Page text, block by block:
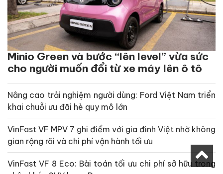
Minio Green và bước “lên level” vừa sức
cho người muốn đổi từ xe máy lên ô tô
Nâng cao trải nghiệm người dùng: Ford Việt Nam triển
khai chuỗi ưu đãi hè quy mô lớn
VinFast VF MPV 7 ghi điểm với gia đình Việt nhờ không
gian rộng rãi và chi phí vận hành tối ưu
VinFast VF 8 Eco: Bài toán tối ưu chi phí sở hữu trong